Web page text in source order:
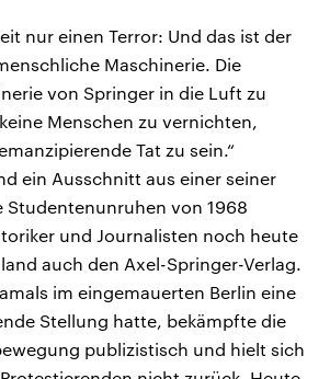
nur einen Terror: Und das ist der
Maschinerie. Die
von Springer in die Luft zu
Menschen zu vernichten,
Tat zu sein.“
ein Ausschnitt aus einer seiner
Studentenunruhen von 1968
und Journalisten noch heute
auch den Axel-Springer-Verlag.
im eingemauerten Berlin eine
Stellung hatte, bekämpfte die
publizistisch und hielt sich